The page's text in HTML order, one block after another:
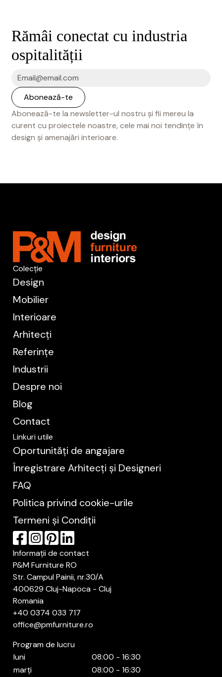
Rămâi conectat cu industria
ospitalității
Abonează-te la newsletter-ul nostru și fii mereu la
curent cu proiectele noastre, cele mai noi tendințe în
design și amenajări interioare.
Colecție
Design
Mobilier
Interioare
Arhitecți
Referințe
Industrii
Despre noi
Blog
Contact
Linkuri utile
Oportunități de angajare
Înregistrare Arhitecți și Designeri
FAQ
Politica privind cookie-urile
Termeni și Condiții
Informații de contact
P&M Furniture RO
Str. Campul Painii, nr.30/A
400629 Cluj-Napoca - Cluj
Romania
+40 0374 033 717
office@pmfurniture.ro
Program de lucru
luni
08:00 - 16:30
marți
08:00 - 16:30